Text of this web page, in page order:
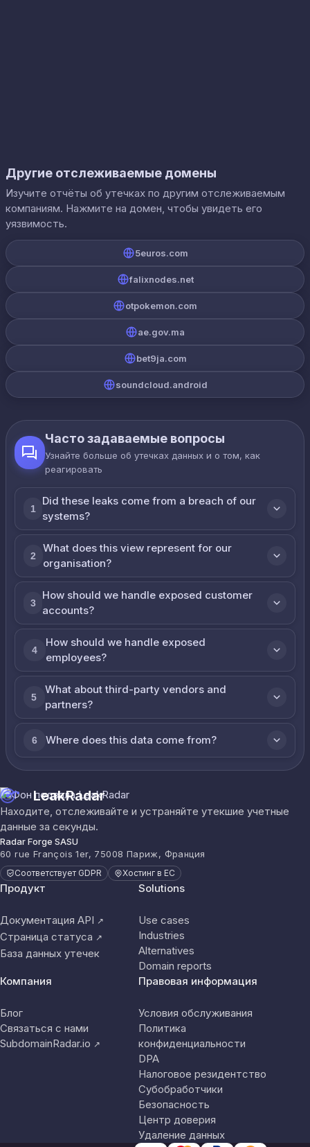
Другие отслеживаемые домены
Изучите отчёты об утечках по другим отслеживаемым
компаниям. Нажмите на домен, чтобы увидеть его
уязвимость.
5euros.com
falixnodes.net
otpokemon.com
ae.gov.ma
bet9ja.com
soundcloud.android
Часто задаваемые вопросы
Узнайте больше об утечках данных и о том, как
реагировать
1
Did these leaks come from a breach of our
systems?
2
What does this view represent for our
organisation?
3
How should we handle exposed customer
accounts?
4
How should we handle exposed
employees?
5
What about third-party vendors and
partners?
6 Where does this data come from?
LeakRadar
Находите, отслеживайте и устраняйте утекшие учетные
данные за секунды.
Radar Forge SASU
60 rue François 1er, 75008 Париж, Франция
Соответствует GDPR Хостинг в ЕС
Продукт
Документация API ↗
Страница статуса ↗
База данных утечек
Solutions
Use cases
Industries
Alternatives
Domain reports
Компания
Блог
Связаться с нами
SubdomainRadar.io ↗
Правовая информация
Условия обслуживания
Политика
конфиденциальности
DPA
Налоговое резидентство
Субобработчики
Безопасность
Центр доверия
Удаление данных